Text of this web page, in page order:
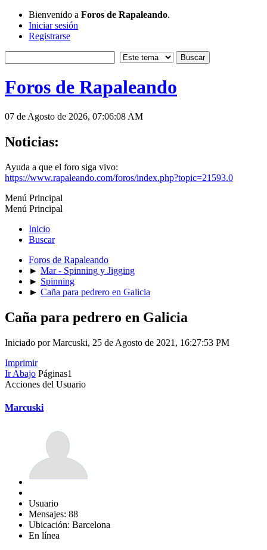
Bienvenido a Foros de Rapaleando.
Iniciar sesión
Registrarse
Foros de Rapaleando
07 de Agosto de 2026, 07:06:08 AM
Noticias:
Ayuda a que el foro siga vivo:
https://www.rapaleando.com/foros/index.php?topic=21593.0
Menú Principal
Menú Principal
Inicio
Buscar
Foros de Rapaleando
► Mar - Spinning y Jigging
► Spinning
► Caña para pedrero en Galicia
Caña para pedrero en Galicia
Iniciado por Marcuski, 25 de Agosto de 2021, 16:27:53 PM
Imprimir
Ir Abajo Páginas1
Acciones del Usuario
Marcuski
Usuario
Mensajes: 88
Ubicación: Barcelona
En línea